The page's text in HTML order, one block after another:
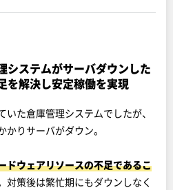
システムがサーバダウンした
を解決し安定稼働を実現
た倉庫管理システムでしたが、
りサーバがダウン。
ドウェアリソースの不足であるこ
対策後は繁忙期にもダウンしなく